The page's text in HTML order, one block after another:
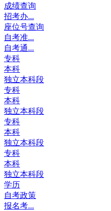
成绩查询
招考办...
座位号查询
自考准...
自考通...
专科
本科
独立本科段
专科
本科
独立本科段
专科
本科
独立本科段
专科
本科
独立本科段
学历
自考政策
报名考...